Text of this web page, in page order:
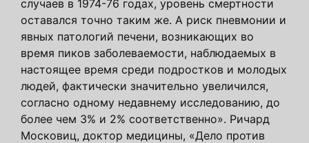
случаев в 1974-76 годах, уровень смертности
оставался точно таким же. А риск пневмонии и
явных патологий печени, возникающих во
время пиков заболеваемости, наблюдаемых в
настоящее время среди подростков и молодых
людей, фактически значительно увеличился,
согласно одному недавнему исследованию, до
более чем 3% и 2% соответственно». Ричард
Московиц, доктор медицины, «Дело против